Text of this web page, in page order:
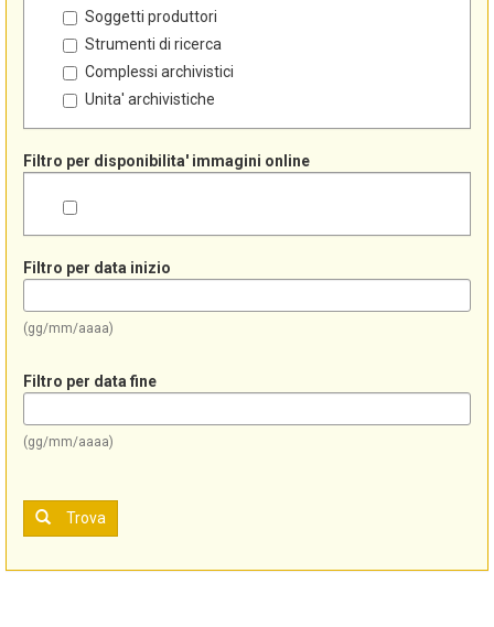
Soggetti produttori
Strumenti di ricerca
Complessi archivistici
Unita' archivistiche
Filtro per disponibilita' immagini online
Filtro per data inizio
(gg/mm/aaaa)
Filtro per data fine
(gg/mm/aaaa)
Trova